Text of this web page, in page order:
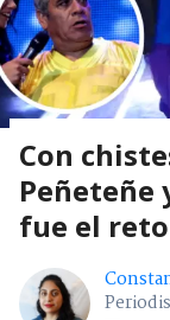
Con
Peñeteñe
fue el